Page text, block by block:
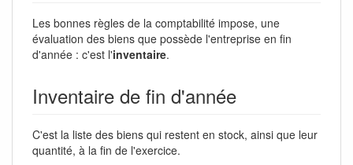
Les bonnes règles de la comptabilité impose, une
évaluation des biens que possède l'entreprise en fin
d'année : c'est l'inventaire.
Inventaire de fin d'année
C'est la liste des biens qui restent en stock, ainsi que leur
quantité, à la fin de l'exercice.